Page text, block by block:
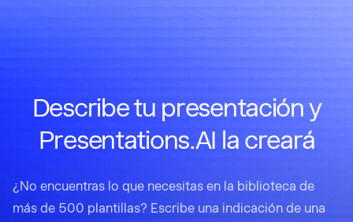
Describe tu presentación y
Presentations.AI la creará
¿No encuentras lo que necesitas en la biblioteca de
más de 500 plantillas? Escribe una indicación de una